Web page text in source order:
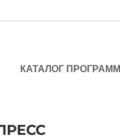
КАТАЛОГ ПРОГРАММ